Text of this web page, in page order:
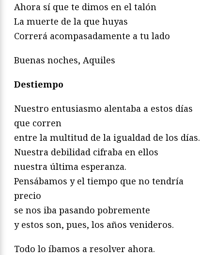
Ahora sí que te dimos en el talón
La muerte de la que huyas
Correrá acompasadamente a tu lado
Buenas noches, Aquiles
Destiempo
Nuestro entusiasmo alentaba a estos días
que corren
entre la multitud de la igualdad de los días.
Nuestra debilidad cifraba en ellos
nuestra última esperanza.
Pensábamos y el tiempo que no tendría
precio
se nos iba pasando pobremente
y estos son, pues, los años venideros.
Todo lo íbamos a resolver ahora.